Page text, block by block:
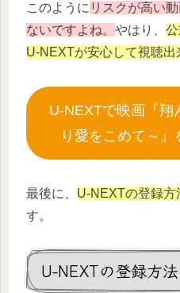
このように リスクが高い
ないですよね。 やはり、
U-NEXTが安心して視聴出
U-NEXTで映画『翔
り愛をこめて～
最後に、 U-NEXTの登録方
す。
U-NEXTの登録方